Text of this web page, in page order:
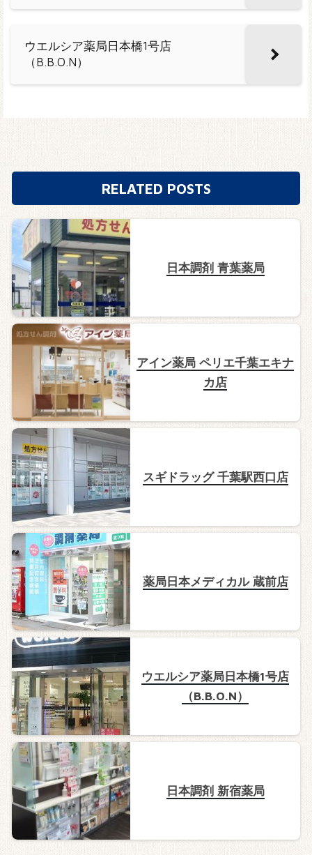
ウエルシア薬局日本橋1号店
（B.B.O.N）
RELATED POSTS
日本調剤 青葉薬局
アイン薬局 ペリエ千葉エキナ
カ店
スギドラッグ 千葉駅西口店
薬局日本メディカル 蔵前店
ウエルシア薬局日本橋1号店
（B.B.O.N）
日本調剤 新宿薬局